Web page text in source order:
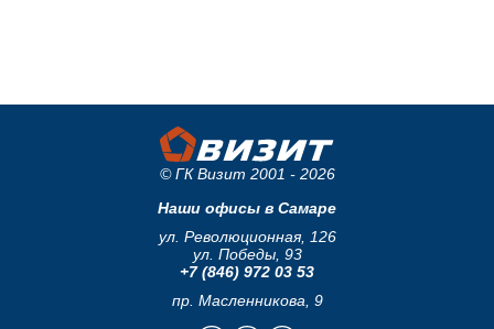
© ГК Визит 2001 - 2026
Наши офисы в Самаре
ул. Революционная, 126
ул. Победы, 93
+7 (846) 972 03 53
пр. Масленникова, 9